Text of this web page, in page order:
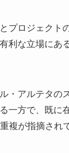
プロジェクト
利な立場にあ
・アルテタの
一方で、既に
複が指摘され